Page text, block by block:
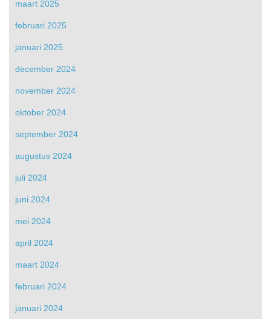
maart 2025
februari 2025
januari 2025
december 2024
november 2024
oktober 2024
september 2024
augustus 2024
juli 2024
juni 2024
mei 2024
april 2024
maart 2024
februari 2024
januari 2024